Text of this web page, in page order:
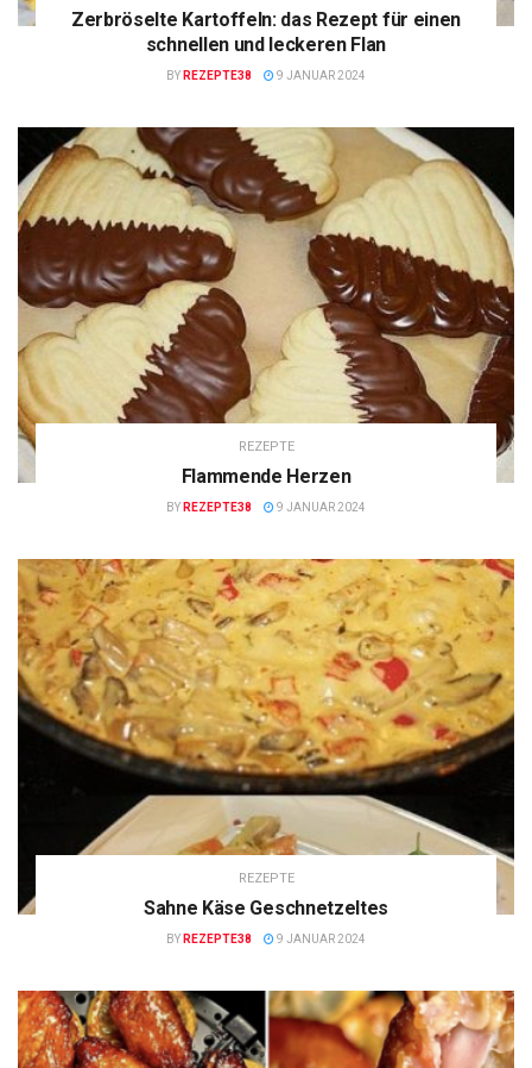
Zerbröselte Kartoffeln: das Rezept für einen
schnellen und leckeren Flan
BY REZEPTE38 9 JANUAR 2024
REZEPTE
Flammende Herzen
BY REZEPTE38 9 JANUAR 2024
REZEPTE
Sahne Käse Geschnetzeltes
BY REZEPTE38 9 JANUAR 2024